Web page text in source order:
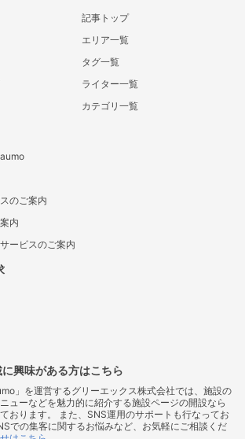
記事トップ
エリア一覧
タグ一覧
ライター一覧
カテゴリ一覧
のご案内
内
ービスのご案内
興味がある方はこちら
」を運営するグリーエックス株式会社では、施設の
ューなどを魅力的に紹介する施設ページの開設なら
おります。 また、SNS運用のサポートも行なってお
での集客に関するお悩みなど、お気軽にご相談くだ